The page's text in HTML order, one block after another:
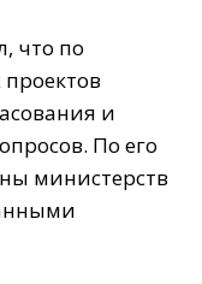
что по
и
По его
министерств